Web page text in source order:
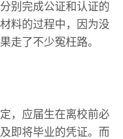
别完成公证和认证的
料的过程中，因为没
走了不少冤枉路。
，应届生在离校前必
即将毕业的凭证。而